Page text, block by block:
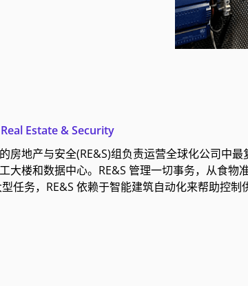
Estate & Security
房地产与安全(RE&S)组负责运营全球化公司中
大楼和数据中心。RE&S 管理一切事务，从食
任务，RE&S 依赖于智能建筑自动化来帮助控制